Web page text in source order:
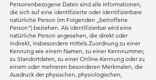
Personenbezogene Daten sind alle Informationen,
die sich auf eine identifizierte oder identifizierbare
natürliche Person (im Folgenden „betroffene
Person“) beziehen. Als identifizierbar wird eine
natürliche Person angesehen, die direkt oder
indirekt, insbesondere mittels Zuordnung zu einer
Kennung wie einem Namen, zu einer Kennnummer,
zu Standortdaten, zu einer Online-Kennung oder zu
einem oder mehreren besonderen Merkmalen, die
Ausdruck der physischen, physiologischen,